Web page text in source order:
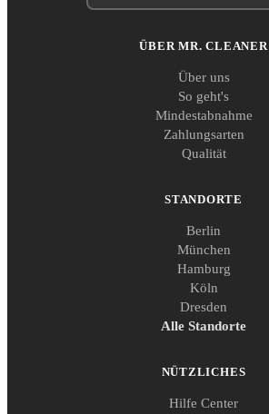
ÜBER MR. CLEANER
Über uns
So geht's
Mindestabnahme
Zahlungsarten
Qualität
STANDORTE
Berlin
München
Hamburg
Köln
Dresden
Alle Standorte
NÜTZLICHES
Hilfe Center